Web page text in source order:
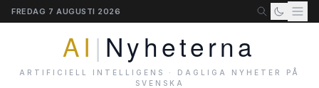
FREDAG 7 AUGUSTI 2026
AI | Nyheterna
ARTIFICIELL INTELLIGENS · DAGLIGA NYHETER PÅ
SVENSKA